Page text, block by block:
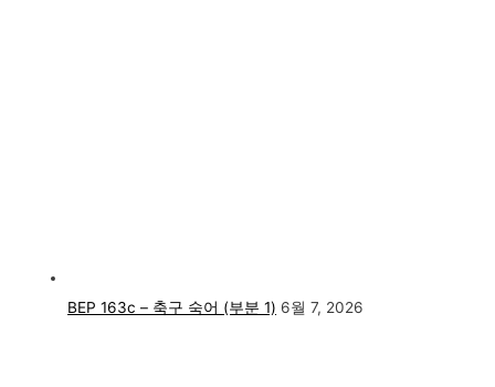
BEP 163c – 축구 숙어 (부분 1) 6월 7, 2026